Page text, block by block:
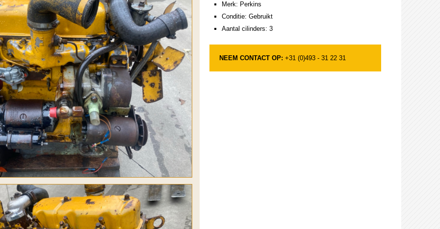
Merk: Perkins
Conditie: Gebruikt
Aantal cilinders: 3
NEEM CONTACT OP: +31 (0)493 - 31 22 31